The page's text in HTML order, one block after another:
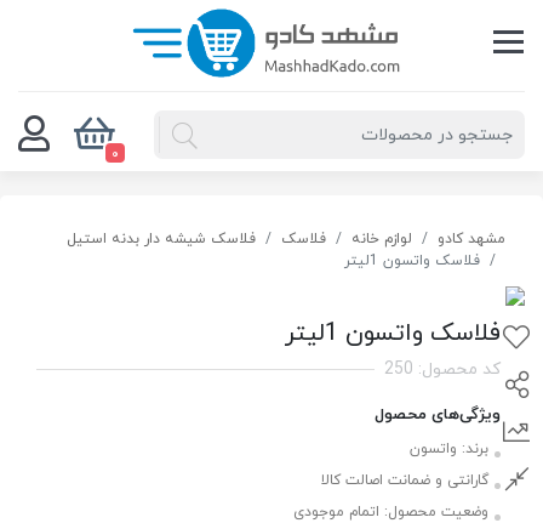
0
مشهد کادو لوازم خانه فلاسک
فلاسک شیشه دار بدنه استیل
فلاسک واتسون 1لیتر
فلاسک واتسون 1لیتر
کد محصول: 250
ویژگی‌های محصول
برند: واتسون
گارانتی و ضمانت اصالت کالا
وضعیت محصول: اتمام موجودی